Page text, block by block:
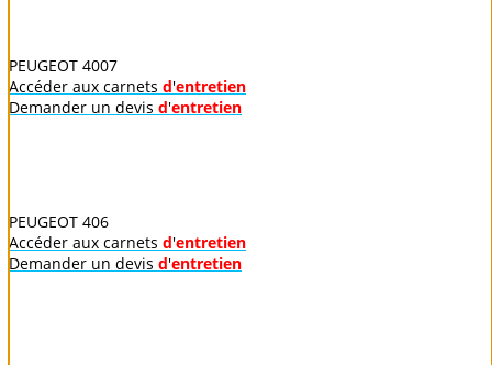
PEUGEOT 4007
Accéder aux carnets d'entretien
Demander un devis d'entretien
PEUGEOT 406
Accéder aux carnets d'entretien
Demander un devis d'entretien